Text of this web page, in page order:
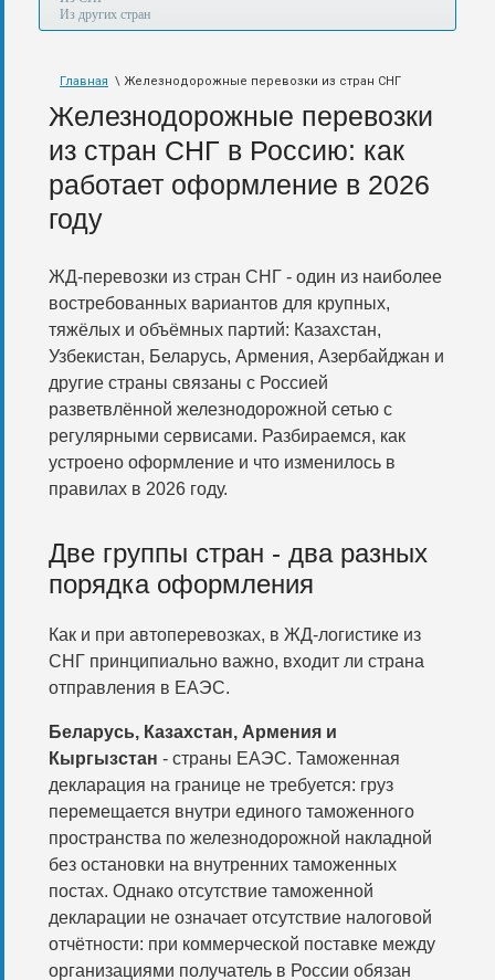
также
авиа,
железной
дороге.
Из других стран
Главная \ Железнодорожные перевозки из стран СНГ
Железнодорожные перевозки
из стран СНГ в Россию: как
работает оформление в 2026
году
ЖД-перевозки из стран СНГ - один из наиболее
востребованных вариантов для крупных,
тяжёлых и объёмных партий: Казахстан,
Узбекистан, Беларусь, Армения, Азербайджан и
другие страны связаны с Россией
разветвлённой железнодорожной сетью с
регулярными сервисами. Разбираемся, как
устроено оформление и что изменилось в
правилах в 2026 году.
Две группы стран - два разных
порядка оформления
Как и при автоперевозках, в ЖД-логистике из
СНГ принципиально важно, входит ли страна
отправления в ЕАЭС.
Беларусь, Казахстан, Армения и
Кыргызстан - страны ЕАЭС. Таможенная
декларация на границе не требуется: груз
перемещается внутри единого таможенного
пространства по железнодорожной накладной
без остановки на внутренних таможенных
постах. Однако отсутствие таможенной
декларации не означает отсутствие налоговой
отчётности: при коммерческой поставке между
организациями получатель в России обязан